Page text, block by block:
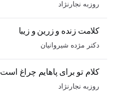
روزبه نجارنژاد
کلامت زنده و زرین و زیبا
دکتر مژده شیروانیان
کلام تو برای پاهایم چراغ است
روزبه نجارنژاد